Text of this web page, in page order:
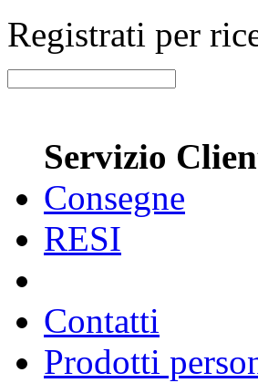
Registrati per
Servizio
Consegne
RESI
Contatti
Prodotti